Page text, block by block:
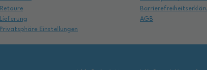
Retoure
Lieferung
Privatsphäre Einstellungen
AGB